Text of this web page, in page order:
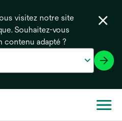
visitez notre site
Souhaitez-vous
contenu adapté ?